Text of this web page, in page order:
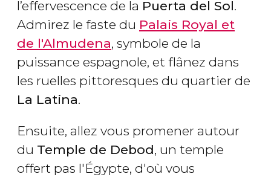
l’effervescence de la Puerta del Sol.
Admirez le faste du Palais Royal et
de l'Almudena, symbole de la
puissance espagnole, et flânez dans
les ruelles pittoresques du quartier de
La Latina.
Ensuite, allez vous promener autour
du Temple de Debod, un temple
offert pas l'Égypte, d'où vous